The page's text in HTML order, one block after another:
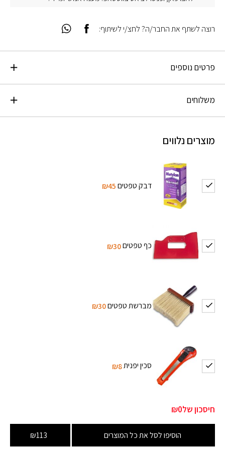
פרטים נוספים
משלוחים
מוצרים נלווים
דבק טפטים₪45
כף טפטים₪30
מברשת טפטים₪30
סכין יפנית₪8
חיסכון של₪0
הוסיפו לסל את כל המוצרים ₪113
רוצה לשתף את החבר/ה? לחצ/י לשיתוף: